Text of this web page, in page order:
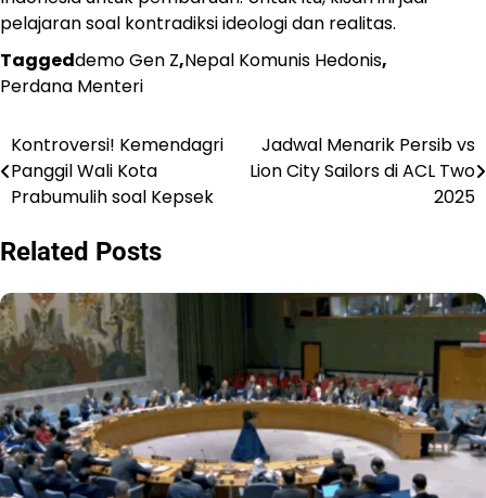
pelajaran soal kontradiksi ideologi dan realitas.
Taggeddemo Gen Z,Nepal Komunis Hedonis,
Perdana Menteri
Navigasi
pos
Kontroversi! Kemendagri
Panggil Wali Kota
Prabumulih soal Kepsek
Jadwal Menarik Persib vs
Lion City Sailors di ACL Two
2025
Related Posts